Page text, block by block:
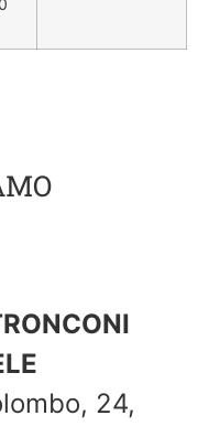
24,